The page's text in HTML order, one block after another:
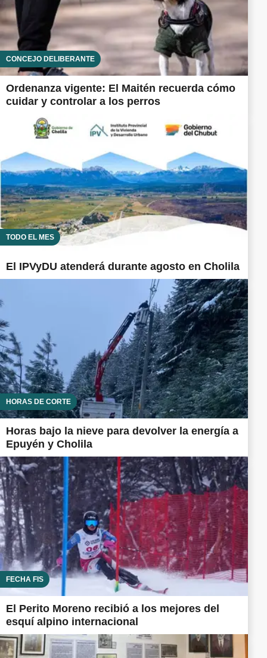
CONCEJO DELIBERANTE
Ordenanza vigente: El Maitén recuerda cómo
cuidar y controlar a los perros
TODO EL MES
El IPVyDU atenderá durante agosto en Cholila
HORAS DE CORTE
Horas bajo la nieve para devolver la energía a
Epuyén y Cholila
FECHA FIS
El Perito Moreno recibió a los mejores del
esquí alpino internacional